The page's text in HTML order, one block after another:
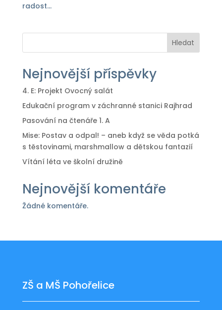
radost...
Hledat
Nejnovější příspěvky
4. E: Projekt Ovocný salát
Edukační program v záchranné stanici Rajhrad
Pasování na čtenáře 1. A
Mise: Postav a odpal! – aneb když se věda potká
s těstovinami, marshmallow a dětskou fantazií
Vítání léta ve školní družině
Nejnovější komentáře
Žádné komentáře.
ZŠ a MŠ Pohořelice